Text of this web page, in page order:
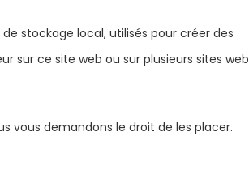
stockage local, utilisés pour créer des
sur ce site web ou sur plusieurs sites web
vous demandons le droit de les placer.